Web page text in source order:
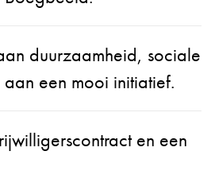
duurzaamheid, sociale
een mooi initiatief.
en een